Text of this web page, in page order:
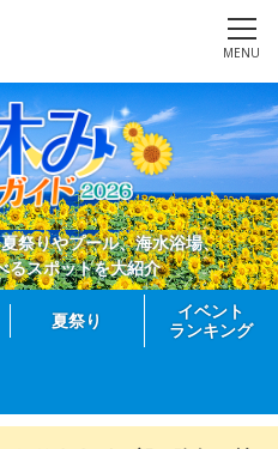
MENU
祭りやプール、海水浴場、
るスポットを大紹介
夏祭り
イベント
ランキング